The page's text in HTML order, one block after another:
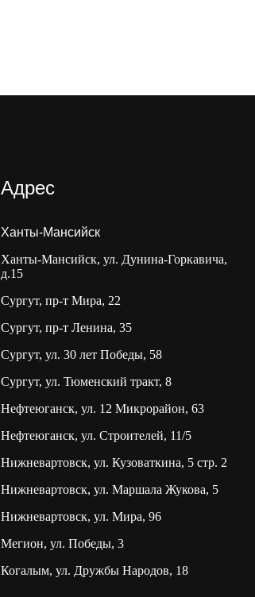
Адрес
Ханты-Мансийск
Ханты-Мансийск, ул. Дунина-Горкавича,
д.15
Сургут, пр-т Мира, 22
Сургут, пр-т Ленина, 35
Сургут, ул. 30 лет Победы, 58
Сургут, ул. Тюменский тракт, 8
Нефтеюганск, ул. 12 Микрорайон, 63
Нефтеюганск, ул. Строителей, 11/5
Нижневартовск, ул. Кузоваткина, 5 стр. 2
Нижневартовск, ул. Маршала Жукова, 5
Нижневартовск, ул. Мира, 96
Мегион, ул. Победы, 3
Когалым, ул. Дружбы Народов, 18